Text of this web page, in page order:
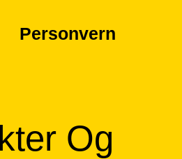
Personvern
Og